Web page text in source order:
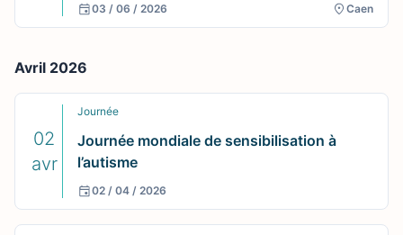
03 / 06 / 2026 Caen
Avril 2026
02
avr
Journée
Journée mondiale de sensibilisation à
l’autisme
02 / 04 / 2026